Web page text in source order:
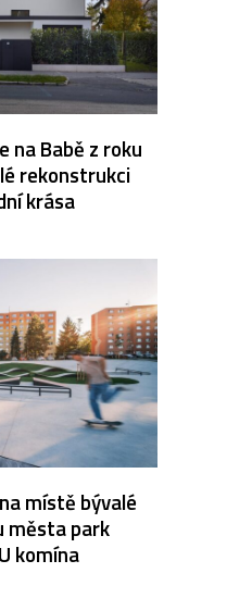
na Babě z roku
rekonstrukci
krása
místě bývalé
města park
komína